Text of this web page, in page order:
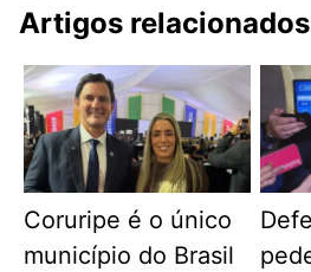
Artigos relacionados
Coruripe é o único
município do Brasil